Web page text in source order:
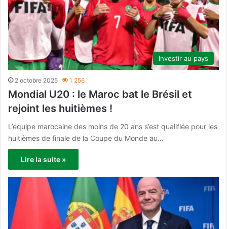
Investir au pays
2 octobre 2025 1 256
Mondial U20 : le Maroc bat le Brésil et
rejoint les huitièmes !
L’équipe marocaine des moins de 20 ans s’est qualifiée pour les
huitièmes de finale de la Coupe du Monde au…
Lire la suite »